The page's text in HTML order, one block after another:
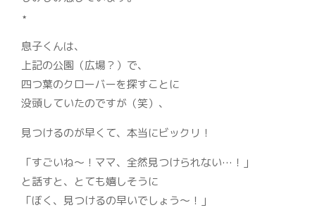
⋆
息子くんは、
上記の公園（広場？）で、
四つ葉のクローバーを探すことに
没頭していたのですが（笑）、
見つけるのが早くて、本当にビックリ！
「すごいね～！ママ、全然見つけられない…！」
と話すと、とても嬉しそうに
「ぼく、見つけるの早いでしょう～！」